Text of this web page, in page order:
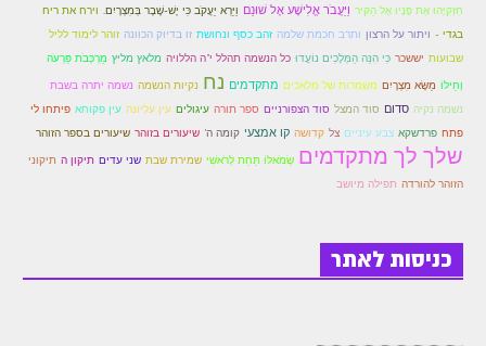
הזוהר הקדוש ספרא דצניעותא
הזוהר הקדוש תצווה השקפה
ספר הזוהר הקדוש כי תשא השקפה
ספר הזוהר הקדוש כי תשא מתקדמים
ספר הזוהר הקדוש ויקהל מתקדמים
חִזְקִיָּהוּ אֶת פָּנָיו אֶל הַקִּיר וַיַּעֲבֹר אֱלִישָׁע אֶל שׁוּנֵם וַיַּרְא יַעֲקֹב כִּי יֶשׁ-שֶׁבֶר בְּמִצְרָיִם. וירח את ריח
בגדי - ויתור על הרצון ותרב חכמת שלמה זהב כסף ונחושת זו בדיוק הכוונה זוהר לימוד לליל
שבועות יששכר כִּי הִנֵּה הַמְּלָכִים נוֹעֲדוּ כל הנשמה תהלל י"ה הללויה מלאץ מליץ מַרְכְּבֹת פַּרְעֹה
וְחֵילוֹ מַשָּׂא מִצְרָיִם משמרות של מלאכים מתקדמים נח נקיות הנשמה נשמה יתרה בשבת
נשמה נקיה סדום סוד המצל סוד הצפורניים ספר תורה עיגולים עין עליונה עין פקוחא פיתחו לי
פתח פרדשקא צבע עיניים צל קדושה קו אמצעי קומה ה' שיעורים בזוהר שיעורים בספר הזוהר
שלך לך מתקדמים שְׂמֹאלוֹ תַּחַת לְרֹאשִׁי שמירת שבת שני עדים תיקון ה תיקוני
הזוהר להורדה תפילה מיושב
כניסות לאתר